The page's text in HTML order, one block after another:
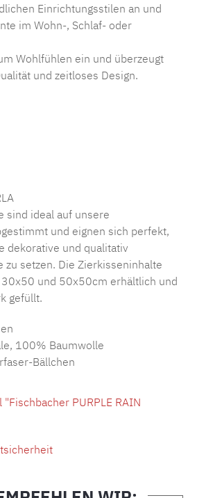
Einrichtungsstilen an und
im Wohn-, Schlaf- oder
Wohlfühlen ein und überzeugt
und zeitloses Design.
sind ideal auf unsere
und eignen sich perfekt,
dekorative und qualitativ
zu setzen. Die Zierkisseninhalte
und 50x50cm erhältlich und
gefüllt.
100% Baumwolle
Bällchen
PURPLE RAIN